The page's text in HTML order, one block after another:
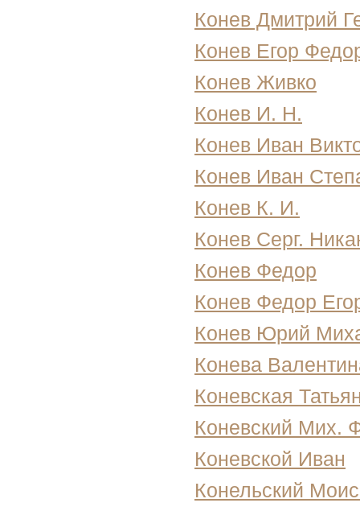
Конев Дмитрий
Конев Егор
Конев Живко
Конев И. Н.
Конев Иван
Конев Иван
Конев К. И.
Конев Серг.
Конев Федор
Конев Федор
Конев Юрий
Конева
Коневская
Коневский Мих.
Коневской Иван
Конельский